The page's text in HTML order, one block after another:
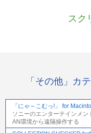
スク
「その他」カ
「にゃ～こむっ!」 for
ソニーのエンターテインメン
AN環境から遠隔操作する